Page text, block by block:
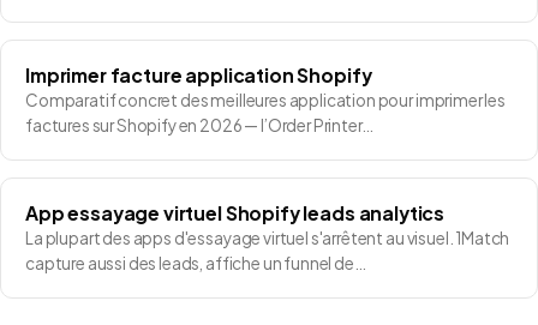
Imprimer facture application Shopify
Comparatif concret des meilleures application pour imprimer les
factures sur Shopify en 2026 — l’Order Printer…
App essayage virtuel Shopify leads analytics
La plupart des apps d'essayage virtuel s'arrêtent au visuel. 1Match
capture aussi des leads, affiche un funnel de…